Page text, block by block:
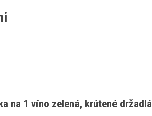
na 1 víno zelená, krútené držadlá